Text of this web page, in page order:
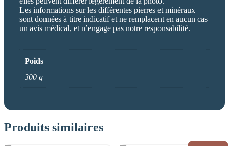
Les informations sur les différentes pierres et minéraux
sont données à titre indicatif et ne remplacent en aucun cas
un avis médical, et n’engage pas notre responsabilité.
Poids
300 g
Produits similaires